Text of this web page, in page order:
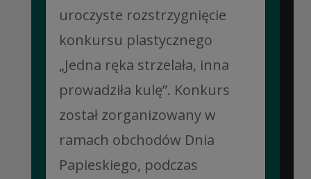
uroczyste rozstrzygnięcie
konkursu plastycznego
„Jedna ręka strzelała, inna
prowadziła kulę”. Konkurs
został zorganizowany w
ramach obchodów Dnia
Papieskiego, podczas